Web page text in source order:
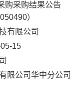
购采购结果公告
）
有限公司
15
限公司华中分公司